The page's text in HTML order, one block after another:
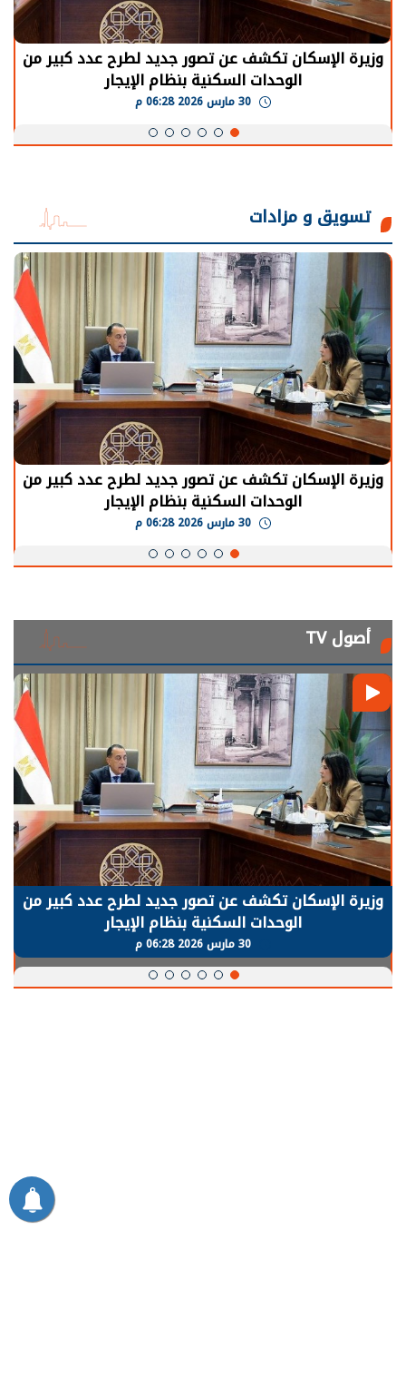
وزيرة الإسكان تكشف عن تصور جديد لطرح عدد كبير من
الوحدات السكنية بنظام الإيجار
تسويق و مزادات
وزيرة الإسكان تكشف عن تصور جديد لطرح عدد كبير من
الوحدات السكنية بنظام الإيجار
أصول TV
وزيرة الإسكان تكشف عن تصور جديد لطرح عدد كبير من
الوحدات السكنية بنظام الإيجار